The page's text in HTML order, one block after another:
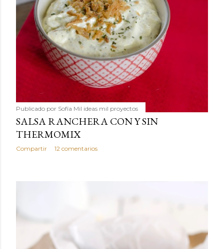
Publicado por Sofía Mil ideas mil proyectos
SALSA RANCHERA CON Y SIN
THERMOMIX
Compartir 12 comentarios